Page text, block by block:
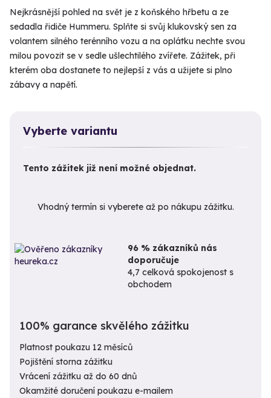
Nejkrásnější pohled na svět je z koňského hřbetu a ze
sedadla řidiče Hummeru. Splňte si svůj klukovský sen za
volantem silného terénního vozu a na oplátku nechte svou
milou povozit se v sedle ušlechtilého zvířete. Zážitek, při
kterém oba dostanete to nejlepší z vás a užijete si plno
zábavy a napětí.
Vyberte variantu
Tento zážitek již není možné objednat.
Vhodný termín si vyberete až po nákupu zážitku.
96 % zákazníků nás
doporučuje
4,7 celková spokojenost s
obchodem
100% garance skvělého zážitku
Platnost poukazu 12 měsíců
Pojištění storna zážitku
Vrácení zážitku až do 60 dnů
Okamžité doručení poukazu e-mailem